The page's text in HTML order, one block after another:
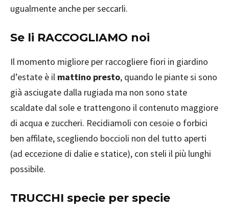
ugualmente anche per seccarli.
Se li RACCOGLIAMO noi
Il momento migliore per raccogliere fiori in giardino
d’estate è il mattino presto, quando le piante si sono
già asciugate dalla rugiada ma non sono state
scaldate dal sole e trattengono il contenuto maggiore
di acqua e zuccheri. Recidiamoli con cesoie o forbici
ben affilate, scegliendo boccioli non del tutto aperti
(ad eccezione di dalie e statice), con steli il più lunghi
possibile.
TRUCCHI specie per specie